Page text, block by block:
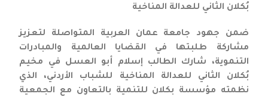
بُكلان الثاني للعدالة المناخية
ضمن جهود جامعة عمان العربية المتواصلة لتعزيز
مشاركة طلبتها في القضايا العالمية والمبادرات
التنموية، شارك الطالب إسلام أبو العسل في مخيم
بُكلان الثاني للعدالة المناخية للشباب الأردني، الذي
نظمته مؤسسة بكلان للتنمية بالتعاون مع الجمعية